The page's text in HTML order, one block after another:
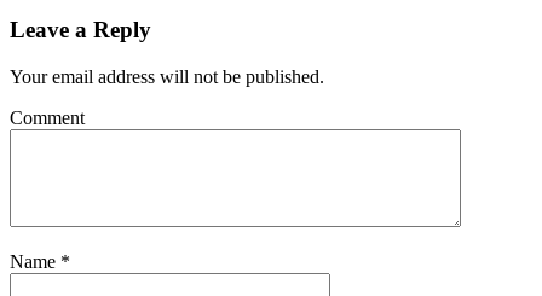
Leave a Reply
Your email address will not be published.
Comment
Name *